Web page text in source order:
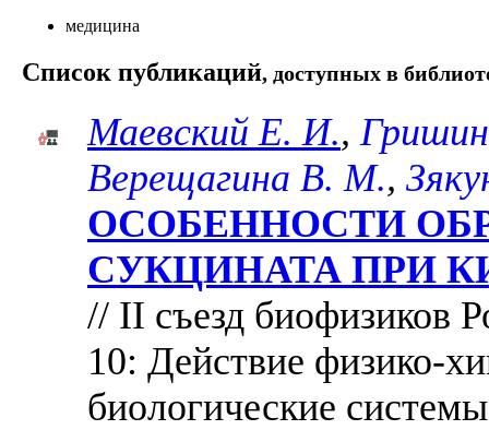
медицина
Список публикаций, доступных в
Маевский Е. И.,
Верещагина В. М.,
ОСОБЕННОСТИ
СУКЦИНАТА ПРИ
// II съезд биофизиков
10: Действие физико-
биологические